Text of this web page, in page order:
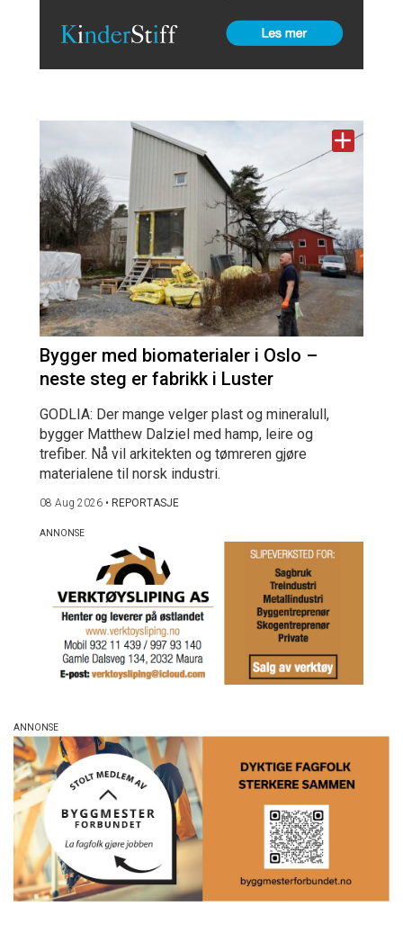
Bygger med biomaterialer i Oslo –
neste steg er fabrikk i Luster
GODLIA: Der mange velger plast og mineralull,
bygger Matthew Dalziel med hamp, leire og
trefiber. Nå vil arkitekten og tømreren gjøre
materialene til norsk industri.
08 Aug 2026 • REPORTASJE